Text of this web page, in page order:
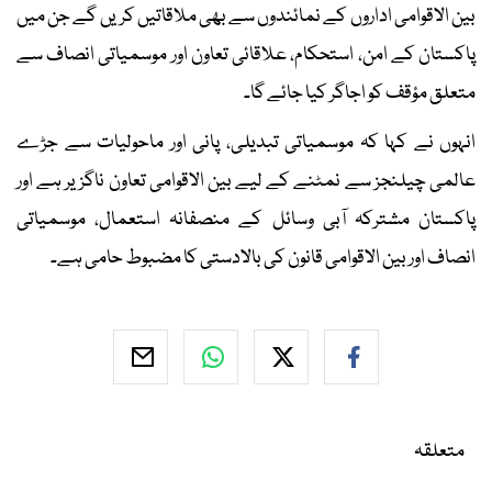
بین الاقوامی اداروں کے نمائندوں سے بھی ملاقاتیں کریں گے جن میں
پاکستان کے امن، استحکام، علاقائی تعاون اور موسمیاتی انصاف سے
متعلق مؤقف کو اجاگر کیا جائے گا۔
انہوں نے کہا کہ موسمیاتی تبدیلی، پانی اور ماحولیات سے جڑے
عالمی چیلنجز سے نمٹنے کے لیے بین الاقوامی تعاون ناگزیر ہے اور
پاکستان مشترکہ آبی وسائل کے منصفانہ استعمال، موسمیاتی
انصاف اور بین الاقوامی قانون کی بالادستی کا مضبوط حامی ہے۔
متعلقہ